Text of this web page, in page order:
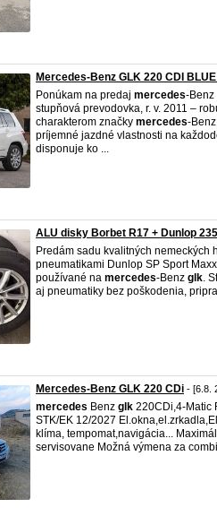
Mercedes-Benz GLK 220 CDI
Ponúkam na predaj mercedes-Benz
stupňová prevodovka, r. v. 2011 –
charakterom značky mercedes-
príjemné jazdné vlastnosti na
disponuje ko ...
ALU disky Borbet R17 + Dunlop
Predám sadu kvalitných nemeckých
pneumatikami Dunlop SP Sport
používané na mercedes-Benz glk.
aj pneumatiky bez poškodenia,
Mercedes-Benz GLK 220 CDi - [6.8.
mercedes Benz glk 220CDi,4-Matic
STK/EK 12/2027
klíma, tempomat,navigácia...
servisovane Možná výmena za combi